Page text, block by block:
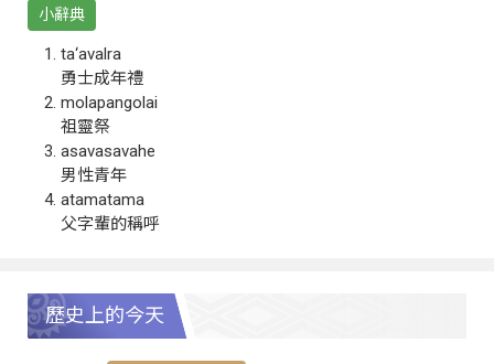
小辭典
ta‘avalra
勇士成年禮
molapangolai
祖靈祭
asavasavahe
男性青年
atamatama
父字輩的稱呼
歷史上的今天